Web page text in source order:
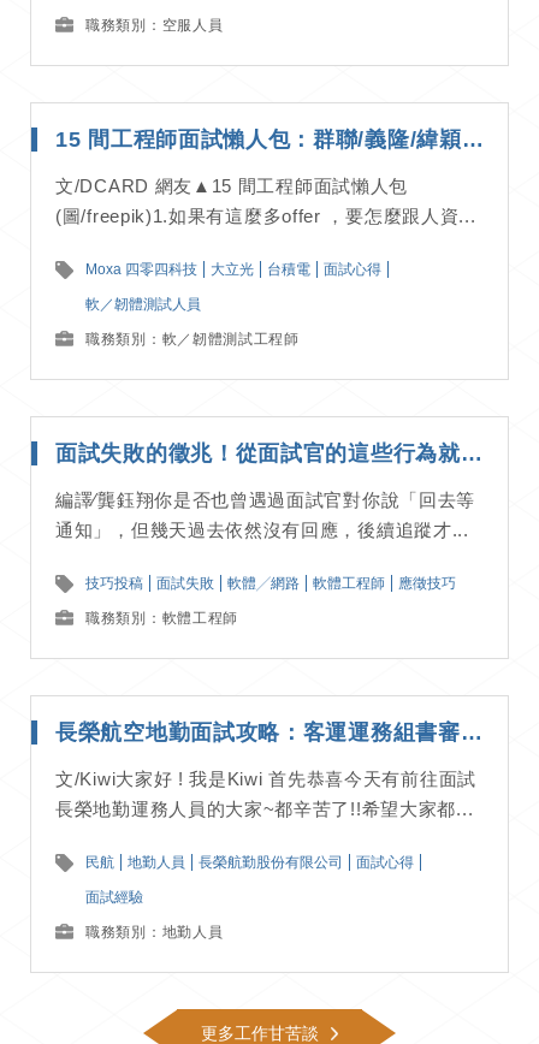
職務類別：空服人員
15 間工程師面試懶人包：群聯/義隆/緯穎/大立光/群創/台積電等精華整理｜面試經驗分享
文/DCARD 網友▲15 間工程師面試懶人包
(圖/freepik)1.如果有這麼多offer ，要怎麼跟人資...
Moxa 四零四科技 大立光 台積電 面試心得
軟／韌體測試人員
職務類別：軟／韌體測試工程師
面試失敗的徵兆！從面試官的這些行為就能看出他們對你無感｜ 應徵技巧分享
編譯∕龔鈺翔你是否也曾遇過面試官對你說「回去等
通知」，但幾天過去依然沒有回應，後續追蹤才...
技巧投稿 面試失敗 軟體╱網路 軟體工程師 應徵技巧
職務類別：軟體工程師
長榮航空地勤面試攻略：客運運務組書審、面試流程詳解｜面試經驗分享
文/Kiwi大家好 ! 我是Kiwi 首先恭喜今天有前往面試
長榮地勤運務人員的大家~都辛苦了!!希望大家都...
民航 地勤人員 長榮航勤股份有限公司 面試心得
面試經驗
職務類別：地勤人員
更多工作甘苦談